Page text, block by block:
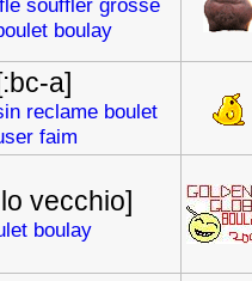
souffler grosse
boulay
a]
reclame boulet
faim
vecchio]
boulay